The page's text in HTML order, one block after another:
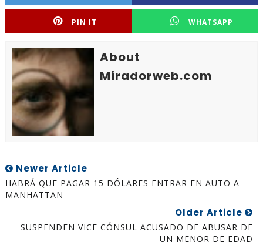
PIN IT WHATSAPP
About
Miradorweb.com
Newer Article
HABRÁ QUE PAGAR 15 DÓLARES ENTRAR EN AUTO A
MANHATTAN
Older Article
SUSPENDEN VICE CÓNSUL ACUSADO DE ABUSAR DE
UN MENOR DE EDAD